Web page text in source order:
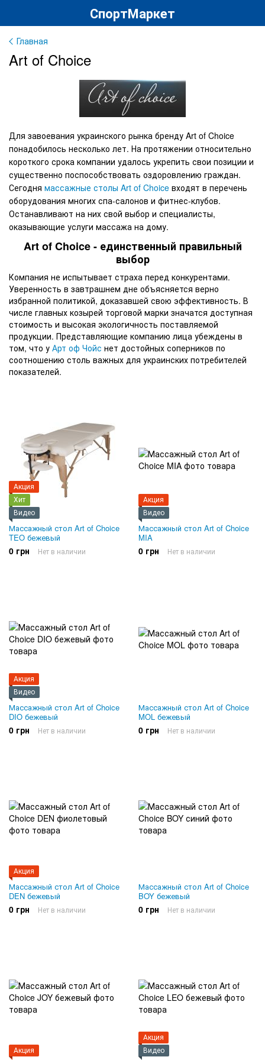
СпортМаркет
Главная
Art of Choice
Для завоевания украинского рынка бренду Art of Choice
понадобилось несколько лет. На протяжении относительно
короткого срока компании удалось укрепить свои позиции и
существенно поспособствовать оздоровлению граждан.
Сегодня массажные столы Art of Choice входят в перечень
оборудования многих спа-салонов и фитнес-клубов.
Останавливают на них свой выбор и специалисты,
оказывающие услуги массажа на дому.
Art of Choice - единственный правильный
выбор
Компания не испытывает страха перед конкурентами.
Уверенность в завтрашнем дне объясняется верно
избранной политикой, доказавшей свою эффективность. В
числе главных козырей торговой марки значатся доступная
стоимость и высокая экологичность поставляемой
продукции. Представляющие компанию лица убеждены в
том, что у Арт оф Чойс нет достойных соперников по
соотношению столь важных для украинских потребителей
показателей.
Акция
Хит
Видео
Массажный стол Art of Choice
TEO бежевый
0 грн Нет в наличии
Акция
Видео
Массажный стол Art of Choice
MIA
0 грн Нет в наличии
Акция
Видео
Массажный стол Art of Choice
DIO бежевый
0 грн Нет в наличии
Массажный стол Art of Choice
MOL бежевый
0 грн Нет в наличии
Акция
Массажный стол Art of Choice
DEN бежевый
0 грн Нет в наличии
Массажный стол Art of Choice
BOY бежевый
0 грн Нет в наличии
Акция
Акция
Видео